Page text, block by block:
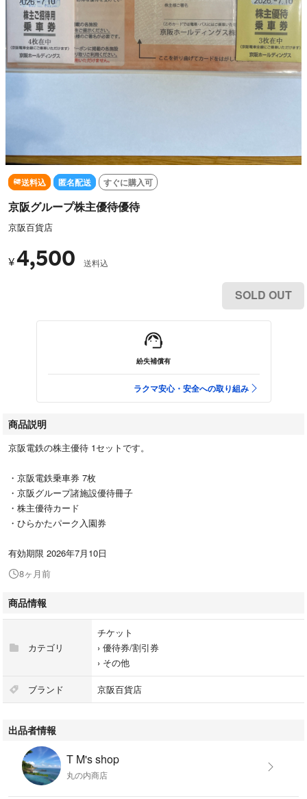
送料込 匿名配送 すぐに購入可
京阪グループ株主優待優待
京阪百貨店
¥4,500 送料込
SOLD OUT
紛失補償有
ラクマ安心・安全への取り組み
商品説明
京阪電鉄の株主優待 1セットです。
・京阪電鉄乗車券 7枚
・京阪グループ諸施設優待冊子
・株主優待カード
・ひらかたパーク入園券
有効期限 2026年7月10日
8ヶ月前
商品情報
カテゴリ
チケット
› 優待券/割引券
› その他
ブランド 京阪百貨店
出品者情報
T M's shop
丸の内商店